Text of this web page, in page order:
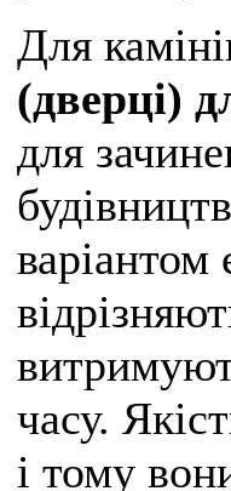
Для
(дверці)
для
варіантом
часу.
і тому